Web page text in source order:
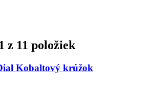
z 11 položiek
Kobaltový krúžok